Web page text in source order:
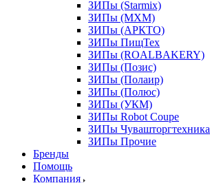
ЗИПы (Starmix)
ЗИПы (МХМ)
ЗИПы (АРКТО)
ЗИПы ПищТех
ЗИПы (ROALBAKERY)
ЗИПы (Позис)
ЗИПы (Полаир)
ЗИПы (Полюс)
ЗИПы (УКМ)
ЗИПы Robot Coupe
ЗИПы Чувашторгтехника
ЗИПы Прочие
Бренды
Помощь
Компания